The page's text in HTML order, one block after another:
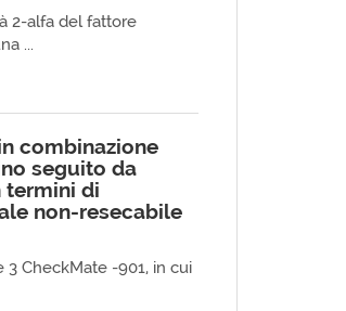
2-alfa del fattore
...
combinazione
seguito da
termini di
non-resecabile
CheckMate -901, in cui